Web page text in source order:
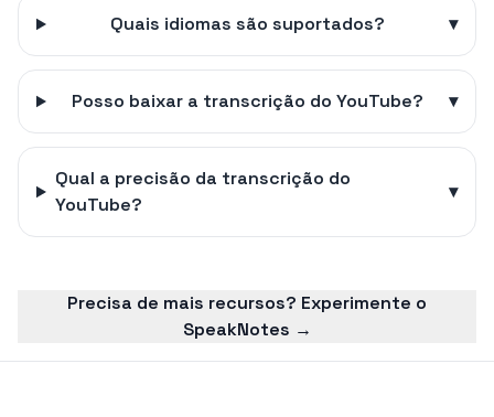
Quais idiomas são suportados? ▾
Posso baixar a transcrição do YouTube? ▾
Qual a precisão da transcrição do
YouTube?
▾
Precisa de mais recursos? Experimente o
SpeakNotes →